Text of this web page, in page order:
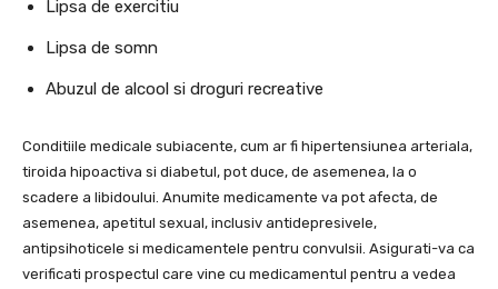
Lipsa de exercitiu
Lipsa de somn
Abuzul de alcool si droguri recreative
Conditiile medicale subiacente, cum ar fi hipertensiunea arteriala,
tiroida hipoactiva si diabetul, pot duce, de asemenea, la o
scadere a libidoului. Anumite medicamente va pot afecta, de
asemenea, apetitul sexual, inclusiv antidepresivele,
antipsihoticele si medicamentele pentru convulsii. Asigurati-va ca
verificati prospectul care vine cu medicamentul pentru a vedea